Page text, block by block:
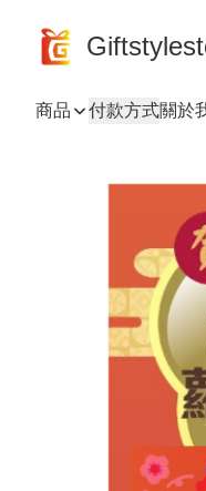
商品 付款方式關於